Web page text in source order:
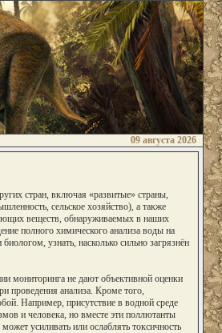
09 августа 2026
стран, включая «развитые» страны,
сельское хозяйство), а также
веществ, обнаруживаемых в наших
полного химического анализа воды на
узнать, насколько сильно загрязнён
мониторинга не дают объективной оценки
проведения анализа. Кроме того,
Например, присутствие в водной среде
и человека, но вместе эти поллютанты
усиливать или ослаблять токсичность